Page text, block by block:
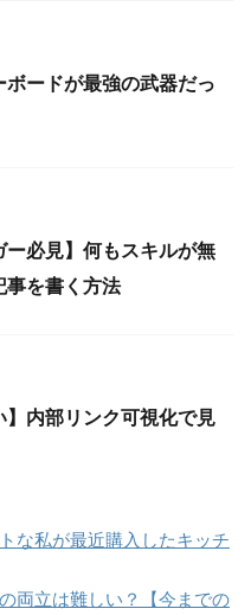
ードが最強の武器だっ
ー必見】何もスキルが無
事を書く方法
】内部リンク可視化で見
な私が最近購入したキッチ
両立は難しい？【今までの